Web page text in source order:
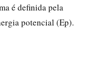
é definida pela
potencial (Ep).